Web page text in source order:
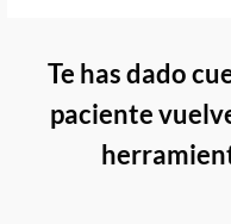
Te has dado
paciente